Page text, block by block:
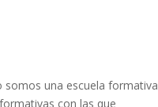
una escuela formativa
con las que